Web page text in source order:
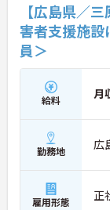
【広島県／
害者支援施設
員＞
給料 月
勤務地 広
雇用形態 正